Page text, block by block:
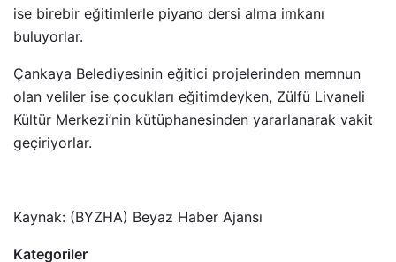
ise birebir eğitimlerle piyano dersi alma imkanı
buluyorlar.
Çankaya Belediyesinin eğitici projelerinden memnun
olan veliler ise çocukları eğitimdeyken, Zülfü Livaneli
Kültür Merkezi’nin kütüphanesinden yararlanarak vakit
geçiriyorlar.
Kaynak: (BYZHA) Beyaz Haber Ajansı
Kategoriler